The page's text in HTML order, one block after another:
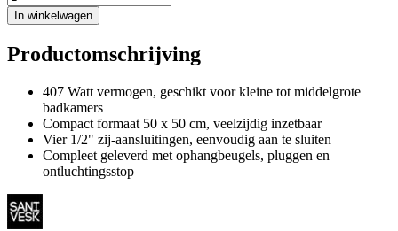
In winkelwagen
Productomschrijving
407 Watt vermogen, geschikt voor kleine tot middelgrote
badkamers
Compact formaat 50 x 50 cm, veelzijdig inzetbaar
Vier 1/2" zij-aansluitingen, eenvoudig aan te sluiten
Compleet geleverd met ophangbeugels, pluggen en
ontluchtingsstop